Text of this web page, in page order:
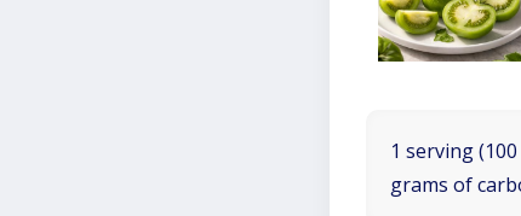
1 serving
grams of